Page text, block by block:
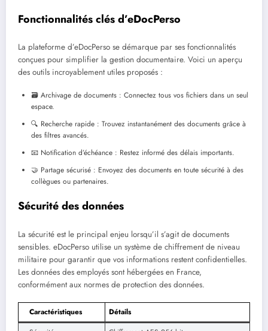
Fonctionnalités clés d’eDocPerso
La plateforme d’eDocPerso se démarque par ses fonctionnalités
conçues pour simplifier la gestion documentaire. Voici un aperçu
des outils incroyablement utiles proposés :
🗃️ Archivage de documents : Connectez tous vos fichiers dans un seul
espace.
🔍 Recherche rapide : Trouvez instantanément des documents grâce à
des filtres avancés.
📧 Notification d’échéance : Restez informé des délais importants.
🤝 Partage sécurisé : Envoyez des documents en toute sécurité à des
collègues ou partenaires.
Sécurité des données
La sécurité est le principal enjeu lorsqu’il s’agit de documents
sensibles. eDocPerso utilise un système de chiffrement de niveau
militaire pour garantir que vos informations restent confidentielles.
Les données des employés sont hébergées en France,
conformément aux normes de protection des données.
Caractéristiques
Détails